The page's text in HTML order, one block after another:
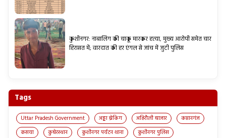
कुशीनगर: नाबालिग की चाकू मारकर हत्या, मुख्य आरोपी समेत चार
हिरासत में; वारदात की हर एंगल से जांच में जुटी पुलिस
Tags
Uttar Pradesh Government अड्डा ब्रेकिंग अहिरौली बाजार
कप्तानगंज
कसया
कुबेरस्थान कुशीनगर पर्यटन थाना
कुशीनगर पुलिस